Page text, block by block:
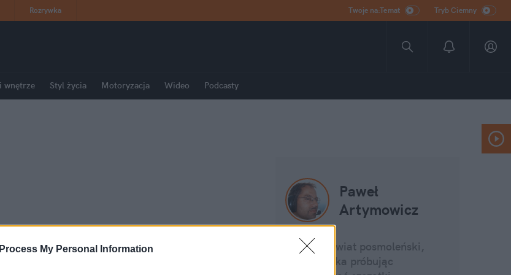
My Personal Information
Rozrywka Twoje na:Temat Tryb Ciemny
wnętrze Styl życia Motoryzacja Wideo Podcasty
Paweł
Artymowicz
Oblatuję świat posmoleński,
okiem fizyka próbując